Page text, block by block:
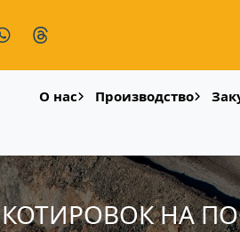
О нас Производство
НА